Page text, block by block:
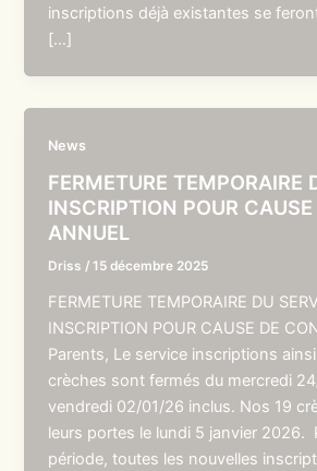
inscriptions déjà existantes se
[…]
News
FERMETURE TEMPORAIRE
INSCRIPTION POUR
ANNUEL
Driss /15 décembre 2025
FERMETURE TEMPORAIRE DU
INSCRIPTION POUR CAUSE DE
Parents, Le service inscriptions
crèches sont fermés du mercredi
vendredi 02/01/26 inclus. Nos 19
leurs portes le lundi 5 janvier 2026.
période, toutes les nouvelles